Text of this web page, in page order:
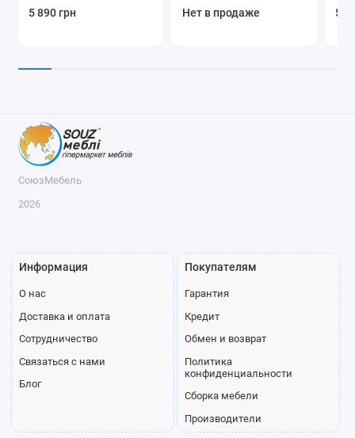
5 890 грн Нет в продаже 5
СоюзМебель
2026
Информация
О нас
Доставка и оплата
Сотрудничество
Связаться с нами
Блог
Покупателям
Гарантия
Кредит
Обмен и возврат
Политика
конфиденциальности
Сборка мебели
Производители